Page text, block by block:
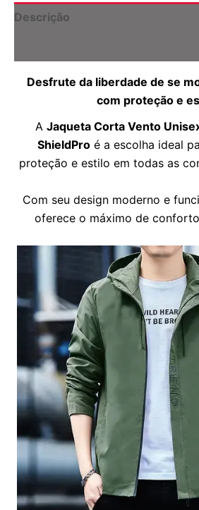
Descrição
Desfrute da liberdade de se
com proteção e
A Jaqueta Corta Vento
ShieldProé a escolha ideal
proteção e estilo em todas as
Com seu design moderno e
oferece o máximo de